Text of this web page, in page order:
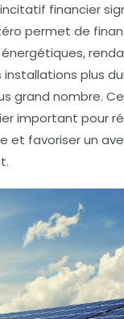
financier
permet de
plus
grand nombre.
important pour
et favoriser un